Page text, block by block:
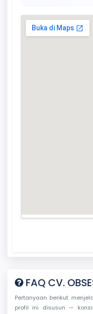
FAQ CV.
Pertanyaan berikut
profil ini disusun —